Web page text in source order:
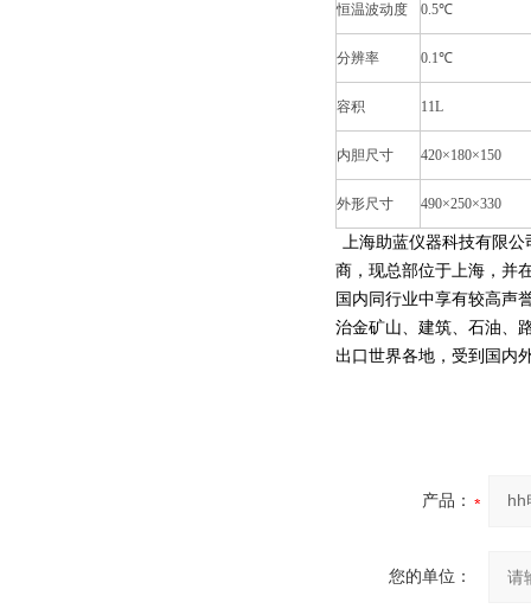
恒温波动度 0.5℃
分辨率 0.1℃
容积 11L
内胆尺寸 420×180×150
外形尺寸 490×250×330
上海助蓝仪器科技有限
商，现总部位于上海，并
国内同行业中享有较高声
治金矿山、建筑、石油、
出口世界各地，受到国内
产品：
您的单位：